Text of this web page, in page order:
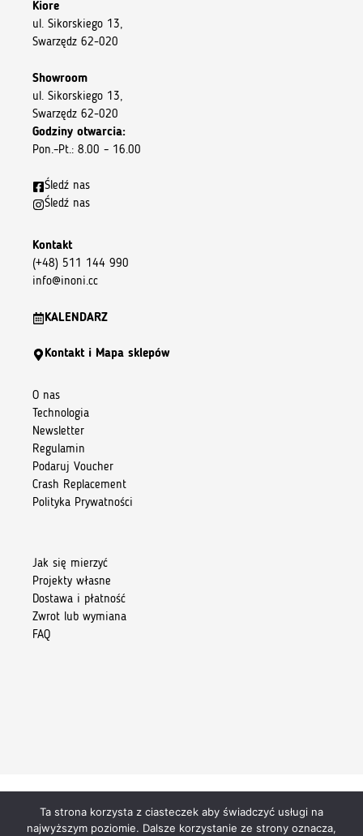
Kiore
ul. Sikorskiego 13,
Swarzędz 62-020
Showroom
ul. Sikorskiego 13,
Swarzędz 62-020
Godziny otwarcia:
Pon.–Pt.: 8.00 – 16.00
Śledź nas
Śledź nas
Kontakt
(+48) 511 144 990
info@inoni.cc
KALENDARZ
Kontakt i Mapa sklepów
O nas
Technologia
Newsletter
Regulamin
Podaruj Voucher
Crash Replacement
Polityka Prywatności
Jak się mierzyć
Projekty własne
Dostawa i płatność
Zwrot lub wymiana
FAQ
Copyright 2026 © Kiore Tomasz Skoczylas
Ta strona korzysta z ciasteczek aby świadczyć usługi na
najwyższym poziomie. Dalsze korzystanie ze strony oznacza,